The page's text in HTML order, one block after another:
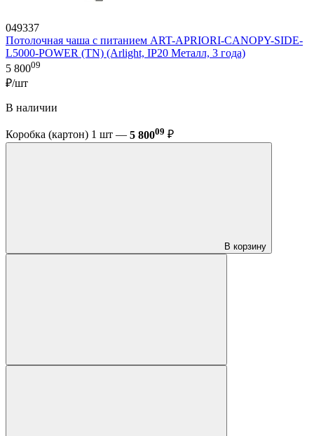
049337
Потолочная чаша с питанием ART-APRIORI-CANOPY-SIDE-
L5000-POWER (TN) (Arlight, IP20 Металл, 3 года)
5 80009
₽/шт
В наличии
Коробка (картон) 1 шт — 5 80009 ₽
В корзину